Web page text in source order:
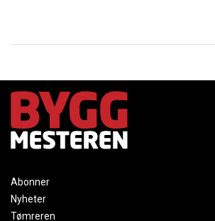
Abonner
Nyheter
Tømreren